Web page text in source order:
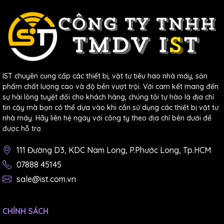
độ của máy đúc nhựa, đảm bảo chất lượng và độ bền
của sản phẩm nhựa.
Nhà máy giấy: giúp kiểm soát nhiệt độ của máy sấy
giấy, đảm bảo độ khô và độ mịn của giấy.
Công nghiệp hóa chất
nhiệt độ của các quá trình phản ứng hóa học, đảm
bảo an toàn và hiệu quả của các sản phẩm hóa chất.
Lò hơi, lò nung, lò sấy, lò đốt công nghiệp: thiết
bị giúp kiểm soát nhiệt độ của các lò công nghiệp,
gây ô nhiễm.
Nhà máy sản xuất bao bì
Độ Multispan UTC 1 Ngõ Ra giúp kiểm soát nhiệt
bền của bao bì.
IST chuyên cung cấp các thiết bị, vật tư tiêu hao nhà máy, sản
phẩm chất lượng cao và độ bền vượt trội. Với cam kết mang đến
sự hài lòng tuyệt đối cho khách hàng, chúng tôi tự hào là địa chỉ
tin cậy mà bạn có thể dựa vào khi cần sử dụng các thiết bị vật tư
nhà máy. Hãy liên hệ ngay với công ty theo địa chỉ bên dưới để
được hỗ trợ.
111 Đường D3, KDC Nam Long, P.Phước Long, Tp.HCM
07888 45145
sale@ist.com.vn
CHÍNH SÁCH